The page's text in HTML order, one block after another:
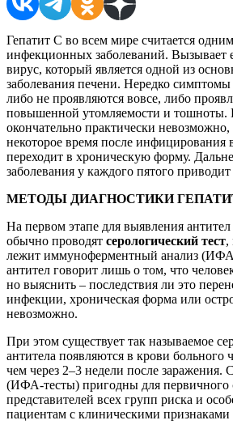
Гепатит С во всем мире считается
инфекционных заболеваний.
вирус, который является одной из
заболевания печени. Нередко симптомы
либо не проявляются вовсе, либо
повышенной утомляемости и тошноты.
окончательно практически невозможно,
некоторое время после инфицирования
переходит в хроническую форму.
заболевания у каждого пятого приводит
МЕТОДЫ ДИАГНОСТИКИ
На первом этапе для выявления
обычно проводят серологический тест,
лежит иммуноферментный анализ
антител говорит лишь о том, что
но выяснить – последствия ли это
инфекции, хроническая форма или
невозможно.
При этом существует так называемое
антитела появляются в крови больного
чем через 2–3 недели после заражения.
(ИФА-тесты) пригодны для первичного
представителей всех групп риска и
пациентам с клиническими признаками